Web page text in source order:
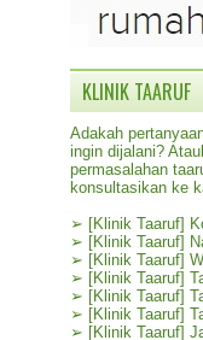
KLINIK TAARUF
Adakah
ingin dijalani?
permasalahan
konsultasikan ke
➢ [Klinik Taaruf]
➢ [Klinik Taaruf]
➢ [Klinik Taaruf]
➢ [Klinik Taaruf]
➢ [Klinik Taaruf]
➢ [Klinik Taaruf]
➢ [Klinik Taaruf]